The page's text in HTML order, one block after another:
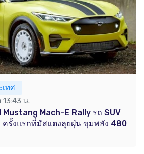
เทศ
13:43 น.
Mustang Mach-E Rally รถ SUV
ครั้งแรกที่มัสแตงลุยฝุ่น ขุมพลัง 480